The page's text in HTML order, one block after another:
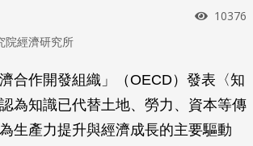
瀏覽次
10376
院經濟研究所
合作開發組織」（OECD）發表〈知
為知識已代替土地、勞力、資本等傳
生產力提升與經濟成長的主要驅動